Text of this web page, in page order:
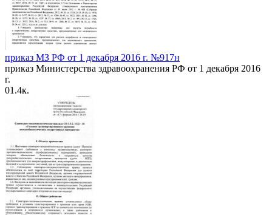
приказ МЗ РФ от 1 декабря 2016 г. №917н
приказ Министерства здравоохранения РФ от 1 декабря 2016
г.
01.4к.